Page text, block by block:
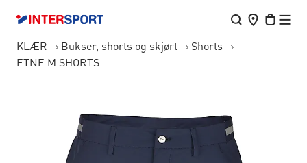
KLÆR Bukser, shorts og skjørt
Shorts
ETNE M SHORTS